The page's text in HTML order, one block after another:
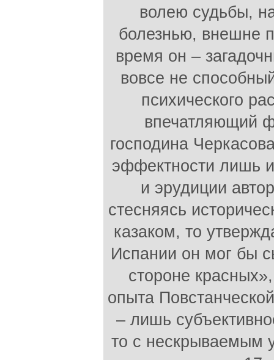
волею судьбы,
болезнью, внешне
время он –
вовсе не
психического
впечатляющий
господина
эффектности лишь
и эрудиции
стесняясь
казаком, то
Испании он мог бы
стороне
опыта
– лишь
то с нескрываемым